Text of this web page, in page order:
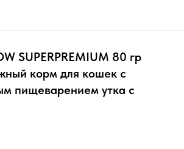
SUPERPREMIUM 80 гр
корм для кошек с
пищеварением утка с